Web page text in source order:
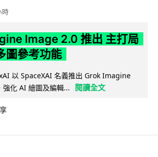
時
Image 2.0 推出 主打局
圖參考功能
以 SpaceXAI 名義推出 Grok Imagine
化 AI 繪圖及編輯...
閱讀全文